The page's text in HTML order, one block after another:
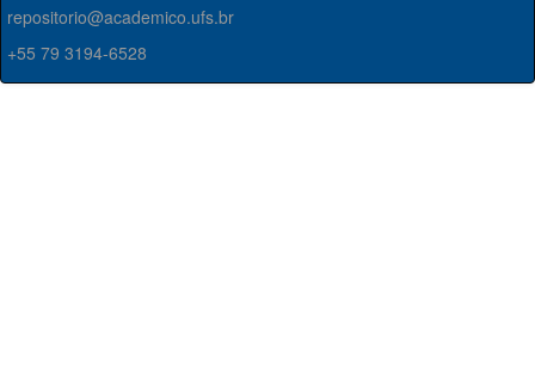
repositorio@academico.ufs.br
+55 79 3194-6528